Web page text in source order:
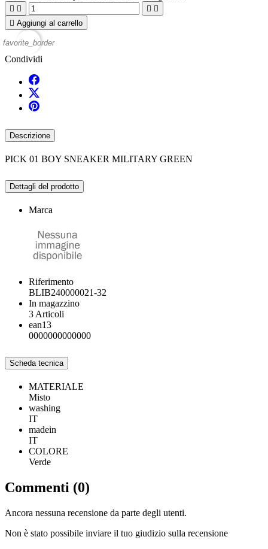
   
 Aggiungi al carrello
favorite_border
Condividi
Descrizione
PICK 01 BOY SNEAKER MILITARY GREEN
Dettagli del prodotto
Marca
Riferimento
BLIB240000021-32
In magazzino
3 Articoli
ean13
0000000000000
Scheda tecnica
MATERIALE
Misto
washing
IT
madein
IT
COLORE
Verde
Commenti (0)
Ancora nessuna recensione da parte degli utenti.
Non è stato possibile inviare il tuo giudizio sulla recensione